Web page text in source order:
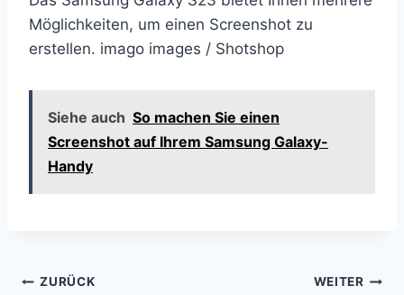
Möglichkeiten, um einen Screenshot zu
erstellen. imago images / Shotshop
Siehe auch So machen Sie einen
Screenshot auf Ihrem Samsung Galaxy-
Handy
Beitragsnavigation
ZURÜCK WEITER